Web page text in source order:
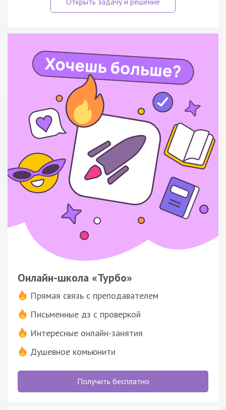
Онлайн-школа «Турбо»
Прямая связь с преподавателем
Письменные дз с проверкой
Интересные онлайн-занятия
Душевное комьюнити
Получить бесплатно